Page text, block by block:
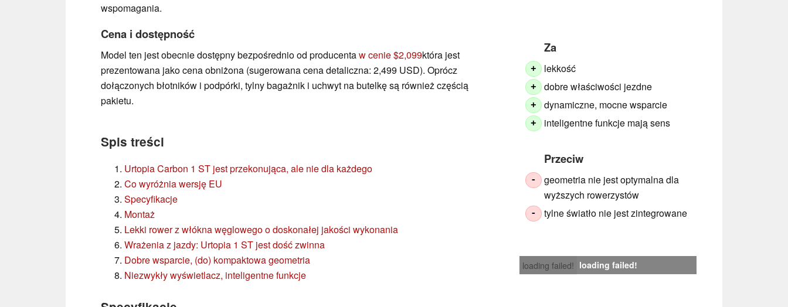
wspomagania.
Za
+ lekkość
+ dobre właściwości jezdne
+ dynamiczne, mocne wsparcie
+ inteligentne funkcje mają sens
Przeciw
-
geometria nie jest optymalna dla
wyższych rowerzystów
- tylne światło nie jest zintegrowane
Cena i dostępność
Model ten jest obecnie dostępny bezpośrednio od producentaw cenie $2,099która jest
prezentowana jako cena obniżona (sugerowana cena detaliczna: 2,499 USD). Oprócz
dołączonych błotników i podpórki, tylny bagażnik i uchwyt na butelkę są również częścią
pakietu.
loading failed! loading failed!
Spis treści
Urtopia Carbon 1 ST jest przekonująca, ale nie dla każdego
Co wyróżnia wersję EU
Specyfikacje
Montaż
Lekki rower z włókna węglowego o doskonałej jakości wykonania
Wrażenia z jazdy: Urtopia 1 ST jest dość zwinna
Dobre wsparcie, (do) kompaktowa geometria
Niezwykły wyświetlacz, inteligentne funkcje